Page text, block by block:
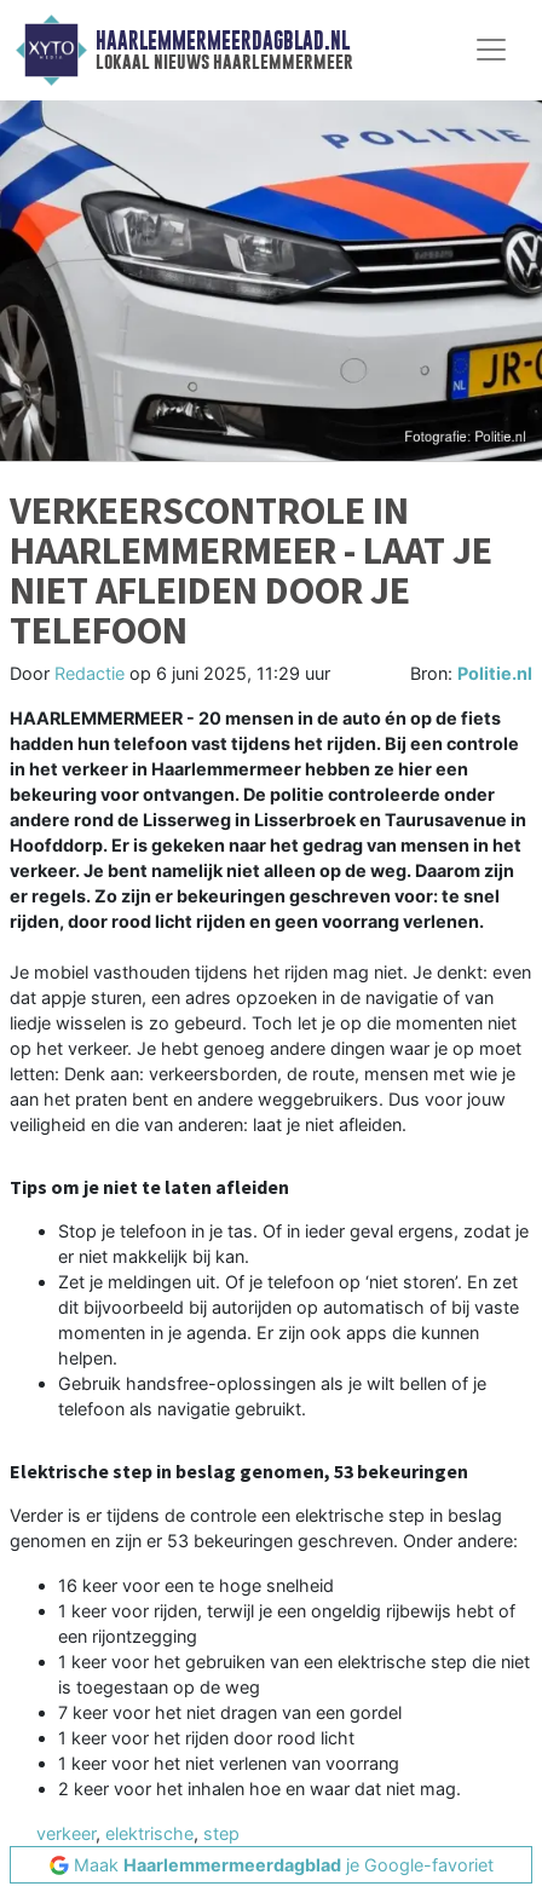
HAARLEMMERMEERDAGBLAD.NL
lokaal nieuws haarlemmermeer
VERKEERSCONTROLE IN
HAARLEMMERMEER - LAAT JE
NIET AFLEIDEN DOOR JE
TELEFOON
Door Redactie op 6 juni 2025, 11:29 uur Bron: Politie.nl
HAARLEMMERMEER - 20 mensen in de auto én op de fiets
hadden hun telefoon vast tijdens het rijden. Bij een controle
in het verkeer in Haarlemmermeer hebben ze hier een
bekeuring voor ontvangen. De politie controleerde onder
andere rond de Lisserweg in Lisserbroek en Taurusavenue in
Hoofddorp. Er is gekeken naar het gedrag van mensen in het
verkeer. Je bent namelijk niet alleen op de weg. Daarom zijn
er regels. Zo zijn er bekeuringen geschreven voor: te snel
rijden, door rood licht rijden en geen voorrang verlenen.
Je mobiel vasthouden tijdens het rijden mag niet. Je denkt: even
dat appje sturen, een adres opzoeken in de navigatie of van
liedje wisselen is zo gebeurd. Toch let je op die momenten niet
op het verkeer. Je hebt genoeg andere dingen waar je op moet
letten: Denk aan: verkeersborden, de route, mensen met wie je
aan het praten bent en andere weggebruikers. Dus voor jouw
veiligheid en die van anderen: laat je niet afleiden.
Tips om je niet te laten afleiden
Stop je telefoon in je tas. Of in ieder geval ergens, zodat je
er niet makkelijk bij kan.
Zet je meldingen uit. Of je telefoon op ‘niet storen’. En zet
dit bijvoorbeeld bij autorijden op automatisch of bij vaste
momenten in je agenda. Er zijn ook apps die kunnen
helpen.
Gebruik handsfree-oplossingen als je wilt bellen of je
telefoon als navigatie gebruikt.
Elektrische step in beslag genomen, 53 bekeuringen
Verder is er tijdens de controle een elektrische step in beslag
genomen en zijn er 53 bekeuringen geschreven. Onder andere:
16 keer voor een te hoge snelheid
1 keer voor rijden, terwijl je een ongeldig rijbewijs hebt of
een rijontzegging
1 keer voor het gebruiken van een elektrische step die niet
is toegestaan op de weg
7 keer voor het niet dragen van een gordel
1 keer voor het rijden door rood licht
1 keer voor het niet verlenen van voorrang
2 keer voor het inhalen hoe en waar dat niet mag.
verkeer, elektrische, step
Maak Haarlemmermeerdagbladje Google-favoriet